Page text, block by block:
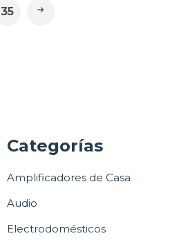
35
Categorías
Amplificadores de Casa
Audio
Electrodomésticos